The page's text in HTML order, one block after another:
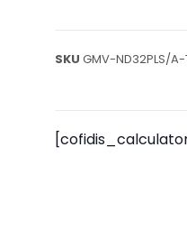
SKU GMV-ND32PLS/